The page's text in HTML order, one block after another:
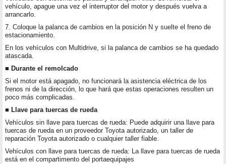
vehículo, apague una vez el interruptor del motor y después vuelva a
arrancarlo.
7. Coloque la palanca de cambios en la posición N y suelte el freno de
estacionamiento.
En los vehículos con Multidrive, si la palanca de cambios se ha quedado
atascada.
■ Durante el remolcado
Si el motor está apagado, no funcionará la asistencia eléctrica de los
frenos ni de la dirección, lo que hará que estas operaciones resulten un
poco más complicadas.
■ Llave para tuercas de rueda
Vehículos sin llave para tuercas de rueda: Puede adquirir una llave para
tuercas de rueda en un proveedor Toyota autorizado, un taller de
reparación Toyota autorizado o cualquier taller fiable.
Vehículos con llave para tuercas de rueda: La llave para tuercas de rueda
está en el compartimento del portaequipajes